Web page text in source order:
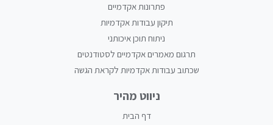
פתרונות אקדמיים
תיקון עבודות אקדמיות
ניתוח תוכן איכותני
תרגום מאמרים אקדמיים לסטודנטים
שכתוב עבודות אקדמיות לקראת הגשה
ניווט מהיר
דף הבית